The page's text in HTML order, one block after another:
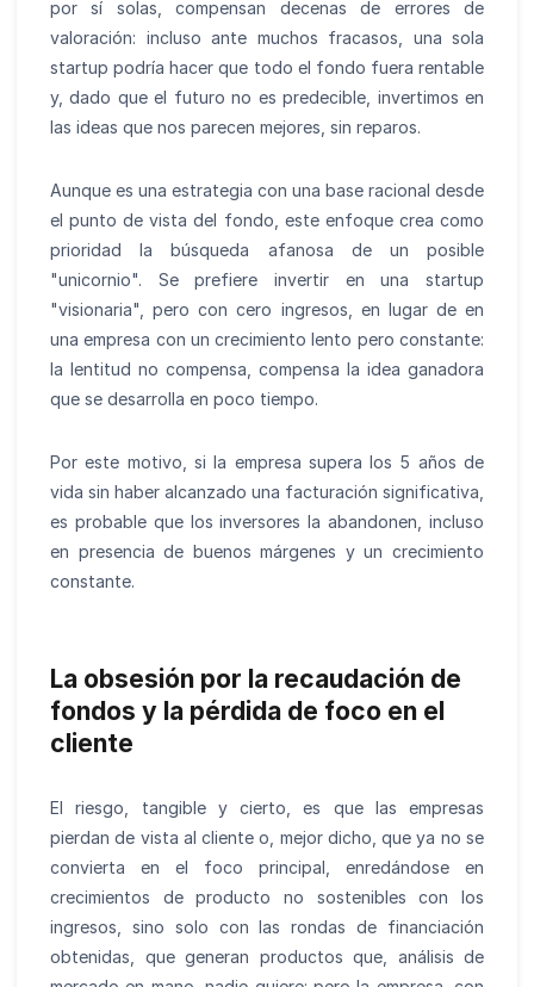
por sí solas, compensan decenas de errores de
valoración: incluso ante muchos fracasos, una sola
startup podría hacer que todo el fondo fuera rentable
y, dado que el futuro no es predecible, invertimos en
las ideas que nos parecen mejores, sin reparos.
Aunque es una estrategia con una base racional desde
el punto de vista del fondo, este enfoque crea como
prioridad la búsqueda afanosa de un posible
"unicornio". Se prefiere invertir en una startup
"visionaria", pero con cero ingresos, en lugar de en
una empresa con un crecimiento lento pero constante:
la lentitud no compensa, compensa la idea ganadora
que se desarrolla en poco tiempo.
Por este motivo, si la empresa supera los 5 años de
vida sin haber alcanzado una facturación significativa,
es probable que los inversores la abandonen, incluso
en presencia de buenos márgenes y un crecimiento
constante.
La obsesión por la recaudación de
fondos y la pérdida de foco en el
cliente
El riesgo, tangible y cierto, es que las empresas
pierdan de vista al cliente o, mejor dicho, que ya no se
convierta en el foco principal, enredándose en
crecimientos de producto no sostenibles con los
ingresos, sino solo con las rondas de financiación
obtenidas, que generan productos que, análisis de